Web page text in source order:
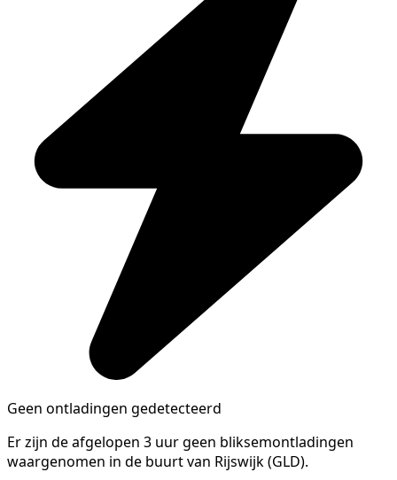
Geen ontladingen gedetecteerd
Er zijn de afgelopen 3 uur geen bliksemontladingen
waargenomen in de buurt van Rijswijk (GLD).